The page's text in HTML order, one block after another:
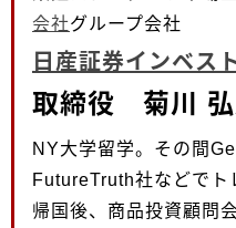
会社グループ会社
日産証券インベス
取締役 菊川 弘
NY大学留学。その間
FutureTruth社などでト
帰国後、商品投資顧問